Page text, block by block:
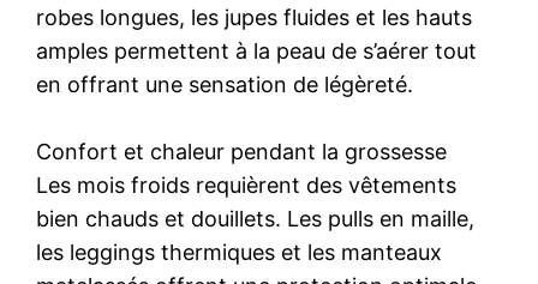
robes longues, les jupes fluides et les hauts
amples permettent à la peau de s’aérer tout
en offrant une sensation de légèreté.
Confort et chaleur pendant la grossesse
Les mois froids requièrent des vêtements
bien chauds et douillets. Les pulls en maille,
les leggings thermiques et les manteaux